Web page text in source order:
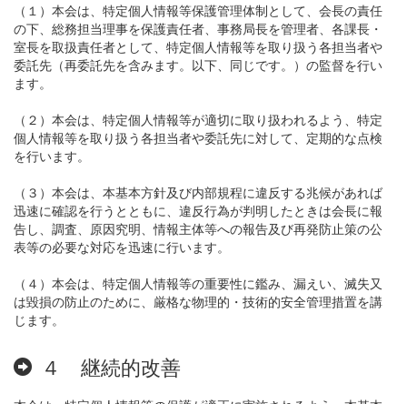
（１）本会は、特定個人情報等保護管理体制として、会長の責任
の下、総務担当理事を保護責任者、事務局長を管理者、各課長・
室長を取扱責任者として、特定個人情報等を取り扱う各担当者や
委託先（再委託先を含みます。以下、同じです。）の監督を行い
ます。
（２）本会は、特定個人情報等が適切に取り扱われるよう、特定
個人情報等を取り扱う各担当者や委託先に対して、定期的な点検
を行います。
（３）本会は、本基本方針及び内部規程に違反する兆候があれば
迅速に確認を行うとともに、違反行為が判明したときは会長に報
告し、調査、原因究明、情報主体等への報告及び再発防止策の公
表等の必要な対応を迅速に行います。
（４）本会は、特定個人情報等の重要性に鑑み、漏えい、滅失又
は毀損の防止のために、厳格な物理的・技術的安全管理措置を講
じます。
４ 継続的改善